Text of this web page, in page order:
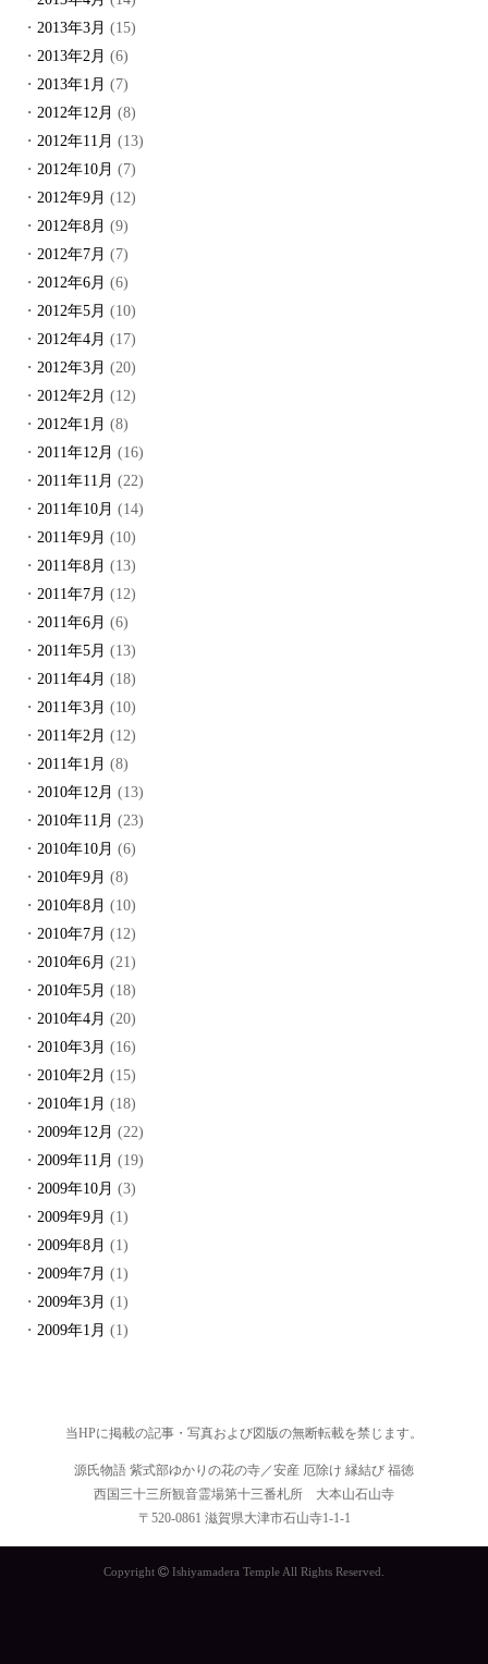
2013年3月 (15)
2013年2月 (6)
2013年1月 (7)
2012年12月 (8)
2012年11月 (13)
2012年10月 (7)
2012年9月 (12)
2012年8月 (9)
2012年7月 (7)
2012年6月 (6)
2012年5月 (10)
2012年4月 (17)
2012年3月 (20)
2012年2月 (12)
2012年1月 (8)
2011年12月 (16)
2011年11月 (22)
2011年10月 (14)
2011年9月 (10)
2011年8月 (13)
2011年7月 (12)
2011年6月 (6)
2011年5月 (13)
2011年4月 (18)
2011年3月 (10)
2011年2月 (12)
2011年1月 (8)
2010年12月 (13)
2010年11月 (23)
2010年10月 (6)
2010年9月 (8)
2010年8月 (10)
2010年7月 (12)
2010年6月 (21)
2010年5月 (18)
2010年4月 (20)
2010年3月 (16)
2010年2月 (15)
2010年1月 (18)
2009年12月 (22)
2009年11月 (19)
2009年10月 (3)
2009年9月 (1)
2009年8月 (1)
2009年7月 (1)
2009年3月 (1)
2009年1月 (1)
当HPに掲載の記事・写真および図版の無断転載を禁じます。
源氏物語 紫式部ゆかりの花の寺／安産 厄除け 縁結び 福徳
西国三十三所観音霊場第十三番札所 大本山石山寺
〒520-0861 滋賀県大津市石山寺1-1-1
Copyright Ishiyamadera Temple All Rights Reserved.